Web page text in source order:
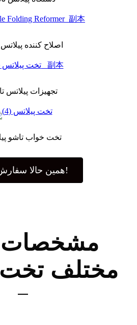
اصلاح کننده
تجهیزات پیلاتس
تخت خواب تاشو
همین حالا سفارش دهید!
مشخصات
مختلف تخت